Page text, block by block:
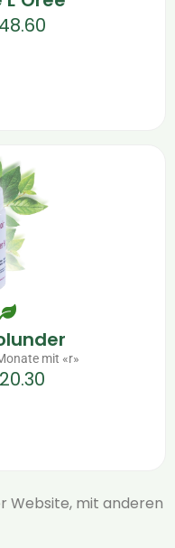
48.60
mit «r»
20.30
Website, mit anderen